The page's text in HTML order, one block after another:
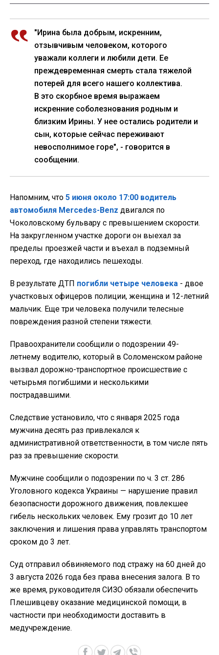
"Ирина была добрым, искренним,
отзывчивым человеком, которого
уважали коллеги и любили дети. Ее
преждевременная смерть стала тяжелой
потерей для всего нашего коллектива.
В это скорбное время выражаем
искренние соболезнования родным и
близким Ирины. У нее остались родители и
сын, которые сейчас переживают
невосполнимое горе", - говорится в
сообщении.
Напомним, что 5 июня около 17:00 водитель
автомобиля Mercedes-Benz двигался по
Чоколовскому бульвару с превышением скорости.
На закругленном участке дороги он выехал за
пределы проезжей части и въехал в подземный
переход, где находились пешеходы.
В результате ДТП погибли четыре человека - двое
участковых офицеров полиции, женщина и 12-летний
мальчик. Еще три человека получили телесные
повреждения разной степени тяжести.
Правоохранители сообщили о подозрении 49-
летнему водителю, который в Соломенском районе
вызвал дорожно-транспортное происшествие с
четырьмя погибшими и несколькими
пострадавшими.
Следствие установило, что с января 2025 года
мужчина десять раз привлекался к
административной ответственности, в том числе пять
раз за превышение скорости.
Мужчине сообщили о подозрении по ч. 3 ст. 286
Уголовного кодекса Украины — нарушение правил
безопасности дорожного движения, повлекшее
гибель нескольких человек. Ему грозит до 10 лет
заключения и лишения права управлять транспортом
сроком до 3 лет.
Суд отправил обвиняемого под стражу на 60 дней до
3 августа 2026 года без права внесения залога. В то
же время, руководителя СИЗО обязали обеспечить
Плешивцеву оказание медицинской помощи, в
частности при необходимости доставить в
медучреждение.